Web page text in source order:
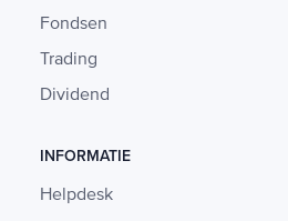
Fondsen
Trading
Dividend
INFORMATIE
Helpdesk